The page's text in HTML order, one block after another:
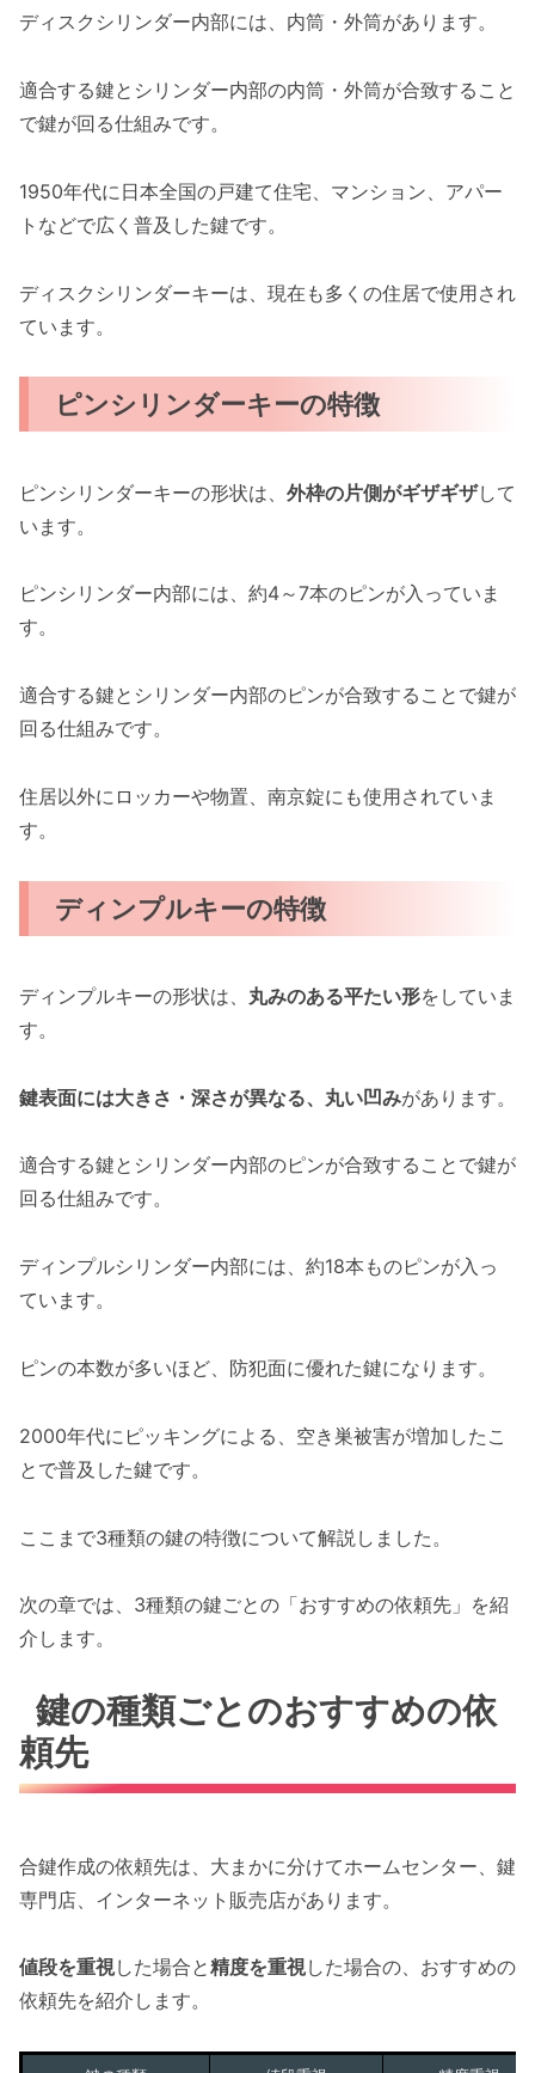
ディスクシリンダー内部には、内筒・外筒があります。
適合する鍵とシリンダー内部の内筒・外筒が合致すること
で鍵が回る仕組みです。
1950年代に日本全国の戸建て住宅、マンション、アパー
トなどで広く普及した鍵です。
ディスクシリンダーキーは、現在も多くの住居で使用され
ています。
ピンシリンダーキーの特徴
ピンシリンダーキーの形状は、 外枠の片側がギザギザして
います。
ピンシリンダー内部には、約4～7本のピンが入っていま
す。
適合する鍵とシリンダー内部のピンが合致することで鍵が
回る仕組みです。
住居以外にロッカーや物置、南京錠にも使用されていま
す。
ディンプルキーの特徴
ディンプルキーの形状は、 丸みのある平たい形をしていま
す。
鍵表面には大きさ・深さが異なる、丸い凹みがあります。
適合する鍵とシリンダー内部のピンが合致することで鍵が
回る仕組みです。
ディンプルシリンダー内部には、約18本ものピンが入っ
ています。
ピンの本数が多いほど、防犯面に優れた鍵になります。
2000年代にピッキングによる、空き巣被害が増加したこ
とで普及した鍵です。
ここまで3種類の鍵の特徴について解説しました。
次の章では、3種類の鍵ごとの「おすすめの依頼先」を紹
介します。
鍵の種類ごとのおすすめの依
頼先
合鍵作成の依頼先は、大まかに分けてホームセンター、鍵
専門店、インターネット販売店があります。
値段を重視した場合と精度を重視した場合の、おすすめの
依頼先を紹介します。